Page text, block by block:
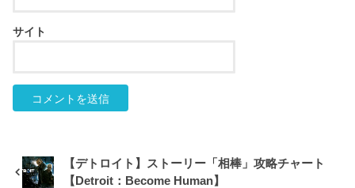
サイト
【デトロイト】ストーリー「相棒」攻略チャート
【Detroit：Become Human】